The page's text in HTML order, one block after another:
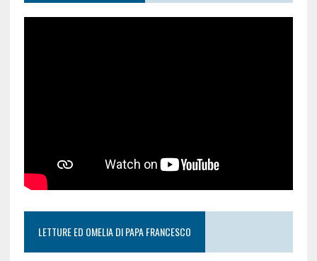
LETTURE ED OMELIA DI PAPA FRANCESCO